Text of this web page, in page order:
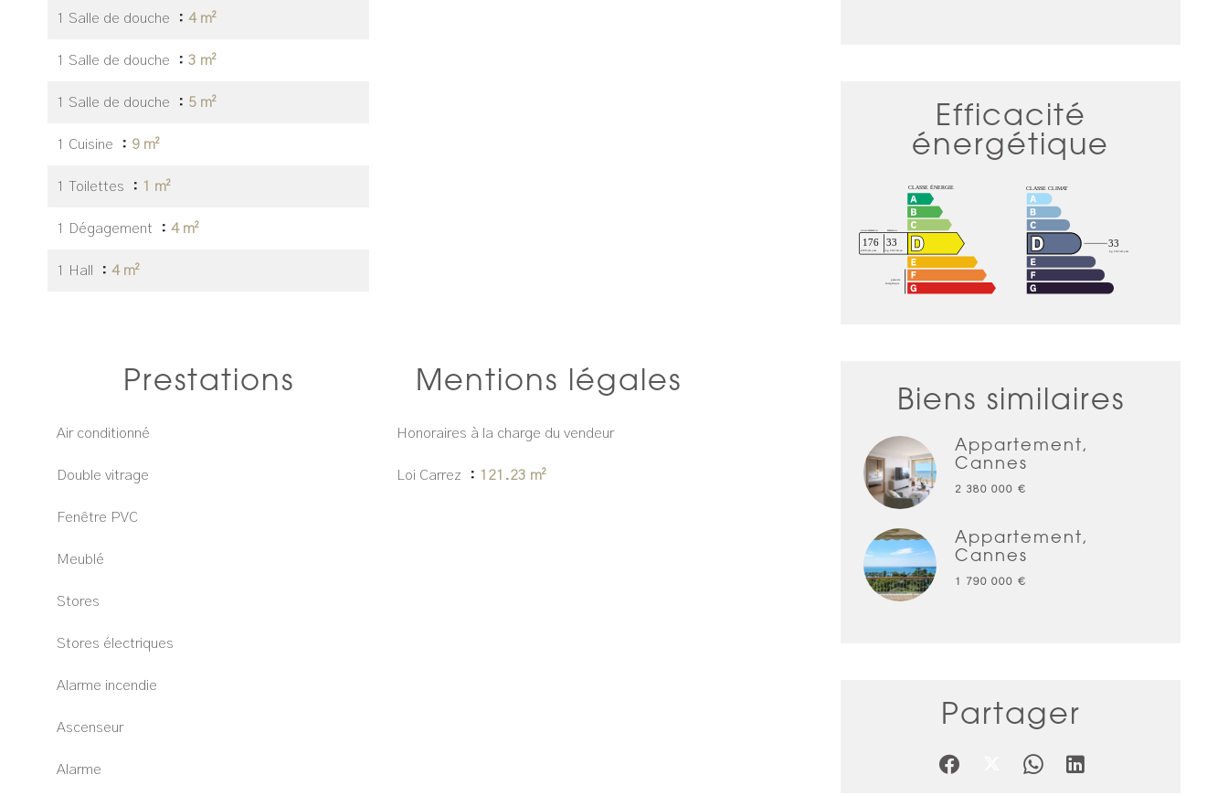
1 Salle de douche 4 m²
1 Salle de douche 3 m²
1 Salle de douche 5 m²
1 Cuisine 9 m²
1 Toilettes 1 m²
1 Dégagement 4 m²
1 Hall 4 m²
Prestations
Air conditionné
Double vitrage
Fenêtre PVC
Meublé
Stores
Stores électriques
Alarme incendie
Ascenseur
Alarme
Mentions légales
Honoraires à la charge du vendeur
Loi Carrez 121.23 m²
Efficacité
énergétique
Biens similaires
Appartement,
Cannes
2 380 000 €
Appartement,
Cannes
1 790 000 €
Partager